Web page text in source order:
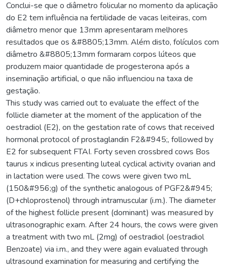
Conclui-se que o diâmetro folicular no momento da aplicação
do E2 tem influência na fertilidade de vacas leiteiras, com
diâmetro menor que 13mm apresentaram melhores
resultados que os &#8805;13mm. Além disto, folículos com
diâmetro &#8805;13mm formaram corpos lúteos que
produzem maior quantidade de progesterona após a
inseminação artificial, o que não influenciou na taxa de
gestação.
This study was carried out to evaluate the effect of the
follicle diameter at the moment of the application of the
oestradiol (E2), on the gestation rate of cows that received
hormonal protocol of prostaglandin F2&#945;, followed by
E2 for subsequent FTAI. Forty seven crossbred cows Bos
taurus x indicus presenting luteal cyclical activity ovarian and
in lactation were used. The cows were given two mL
(150&#956;g) of the synthetic analogous of PGF2&#945;
(D+chloprostenol) through intramuscular (i.m.). The diameter
of the highest follicle present (dominant) was measured by
ultrasonographic exam. After 24 hours, the cows were given
a treatment with two mL (2mg) of oestradiol (oestradiol
Benzoate) via i.m., and they were again evaluated through
ultrasound examination for measuring and certifying the